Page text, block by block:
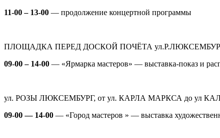
11-00 – 13-00 — продолжение концертной программы
ПЛОЩАДКА ПЕРЕД ДОСКОЙ ПОЧЁТА
09-00 – 14-00 — «Ярмарка мастеров» — выставка-показ и
ул. РОЗЫ ЛЮКСЕМБУРГ, от ул. КАРЛА МАРКСА до ул
09-00 — 14-00 — «Город мастеров » — выставка